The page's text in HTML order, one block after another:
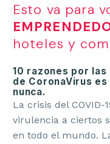
Esto va para
hoteles y
10 razones por
de CoronaVirus
nunca.
La crisis del
virulencia a ciertos
en todo el mundo.